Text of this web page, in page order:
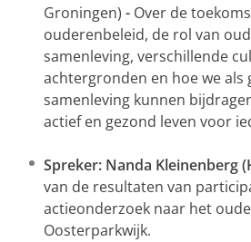
Groningen) - Over de
ouderenbeleid, de rol van
samenleving, verschillende
achtergronden en hoe we als
samenleving kunnen
actief en gezond leven voor
Spreker: Nanda Kleinenberg
van de resultaten van
actieonderzoek naar het
Oosterparkwijk.